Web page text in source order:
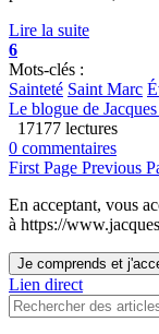
Lire la suite
6
Mots-clés :
Sainteté Saint Marc
Le blogue de
17177 lectures
0 commentaires
First Page Previous
En acceptant, vous
à https://
Je comprends et
Lien direct